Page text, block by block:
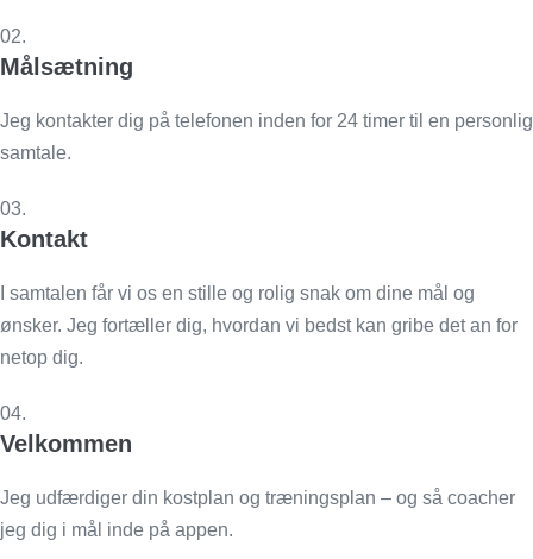
02.
Målsætning
Jeg kontakter dig på telefonen inden for 24 timer til en personlig
samtale.
03.
Kontakt
I samtalen får vi os en stille og rolig snak om dine mål og
ønsker. Jeg fortæller dig, hvordan vi bedst kan gribe det an for
netop dig.
04.
Velkommen
Jeg udfærdiger din kostplan og træningsplan – og så coacher
jeg dig i mål inde på appen.